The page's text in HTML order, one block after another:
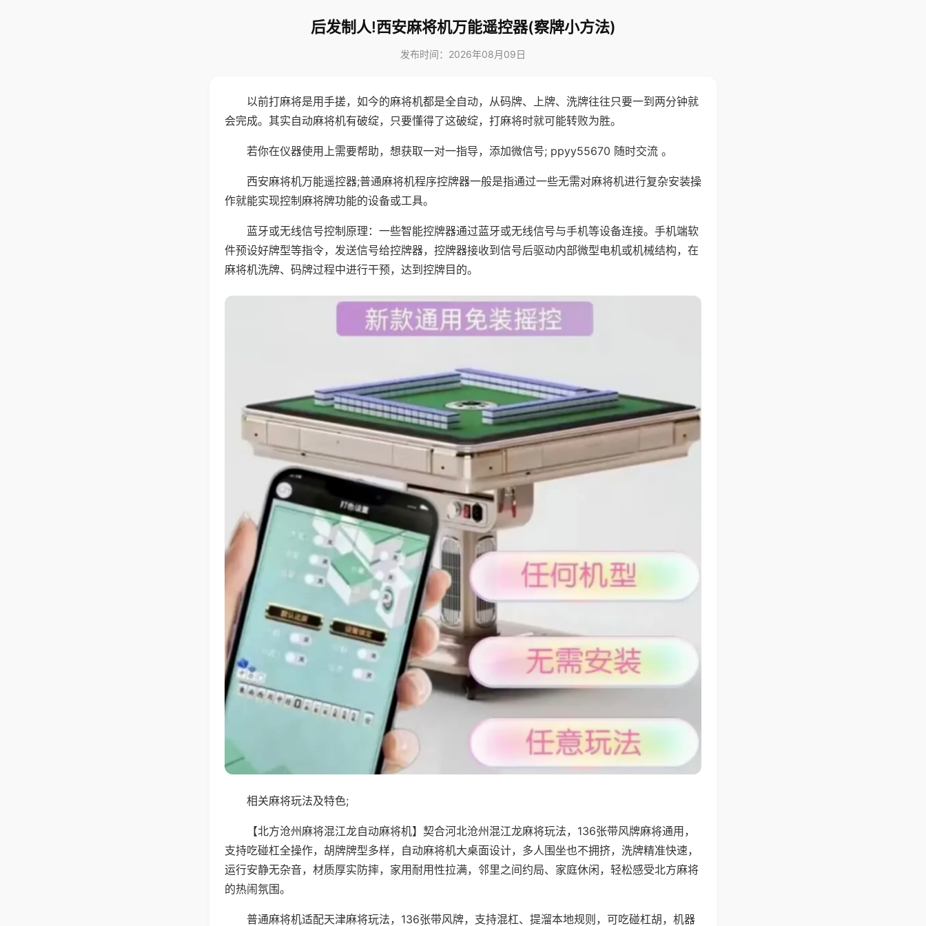
后发制人!西安麻将机万能遥控器(察牌小方法)
发布时间：2026年08月09日
以前打麻将是用手搓，如今的麻将机都是全自动，从码牌、上牌、洗牌往往只要一到两分钟就
会完成。其实自动麻将机有破绽，只要懂得了这破绽，打麻将时就可能转败为胜。
若你在仪器使用上需要帮助，想获取一对一指导，添加微信号; ppyy55670 随时交流 。
西安麻将机万能遥控器;普通麻将机程序控牌器一般是指通过一些无需对麻将机进行复杂安装操
作就能实现控制麻将牌功能的设备或工具。
蓝牙或无线信号控制原理：一些智能控牌器通过蓝牙或无线信号与手机等设备连接。手机端软
件预设好牌型等指令，发送信号给控牌器，控牌器接收到信号后驱动内部微型电机或机械结构，在
麻将机洗牌、码牌过程中进行干预，达到控牌目的。
相关麻将玩法及特色;
【北方沧州麻将混江龙自动麻将机】契合河北沧州混江龙麻将玩法，136张带风牌麻将通用，
支持吃碰杠全操作，胡牌牌型多样，自动麻将机大桌面设计，多人围坐也不拥挤，洗牌精准快速，
运行安静无杂音，材质厚实防摔，家用耐用性拉满，邻里之间约局、家庭休闲，轻松感受北方麻将
的热闹氛围。
普通麻将机适配天津麻将玩法，136张带风牌，支持混杠、提溜本地规则，可吃碰杠胡，机器